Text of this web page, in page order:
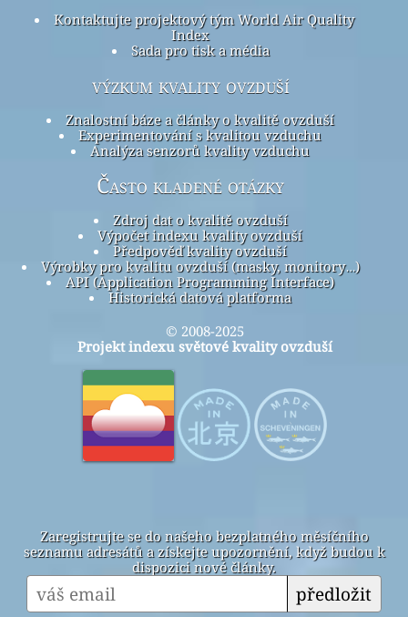
Kontaktujte projektový tým World Air Quality
Index
Sada pro tisk a média
výzkum kvality ovzduší
Znalostní báze a články o kvalitě ovzduší
Experimentování s kvalitou vzduchu
Analýza senzorů kvality vzduchu
Často kladené otázky
Zdroj dat o kvalitě ovzduší
Výpočet indexu kvality ovzduší
Předpověď kvality ovzduší
Výrobky pro kvalitu ovzduší (masky, monitory…)
API (Application Programming Interface)
Historická datová platforma
© 2008-2025
Projekt indexu světové kvality ovzduší
Zaregistrujte se do našeho bezplatného měsíčního
seznamu adresátů a získejte upozornění, když budou k
dispozici nové články.
předložit